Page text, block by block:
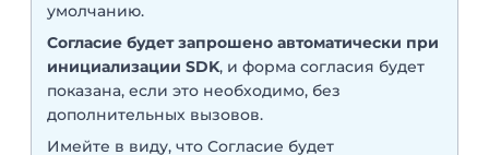
умолчанию.
Согласие будет запрошено автоматически при
инициализации SDK, и форма согласия будет
показана, если это необходимо, без
дополнительных вызовов.
Имейте в виду, что Согласие будет